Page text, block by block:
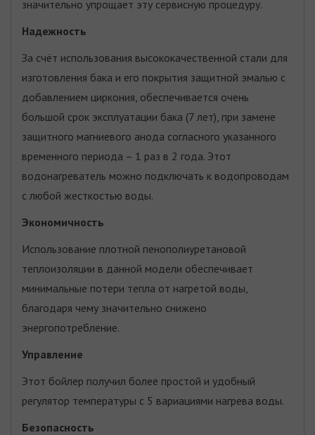
значительно упрощает эту сервисную процедуру.
Надежность
За счёт использования высококачественной стали для
изготовления бака и его покрытия защитной эмалью с
добавлением циркония, обеспечивается очень
большой срок эксплуатации бака (7 лет), при замене
защитного магниевого анода согласного указанного
временного периода – 1 раз в 2 года. Этот
водонагреватель можно подключать к водопроводам
с любой жесткостью воды.
Экономичность
Использование плотной пенополиуретановой
теплоизоляции в данной модели обеспечивает
минимальные потери тепла от нагретой воды,
благодаря чему значительно снижено
энергопотребление.
Управление
Этот бойлер получил более простой и удобный
регулятор температуры с 5 вариациями нагрева воды.
Безопасность